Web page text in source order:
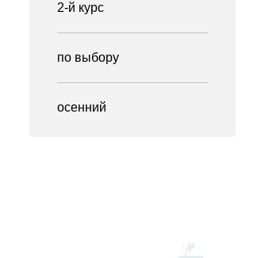
2-й курс
по выбору
осенний